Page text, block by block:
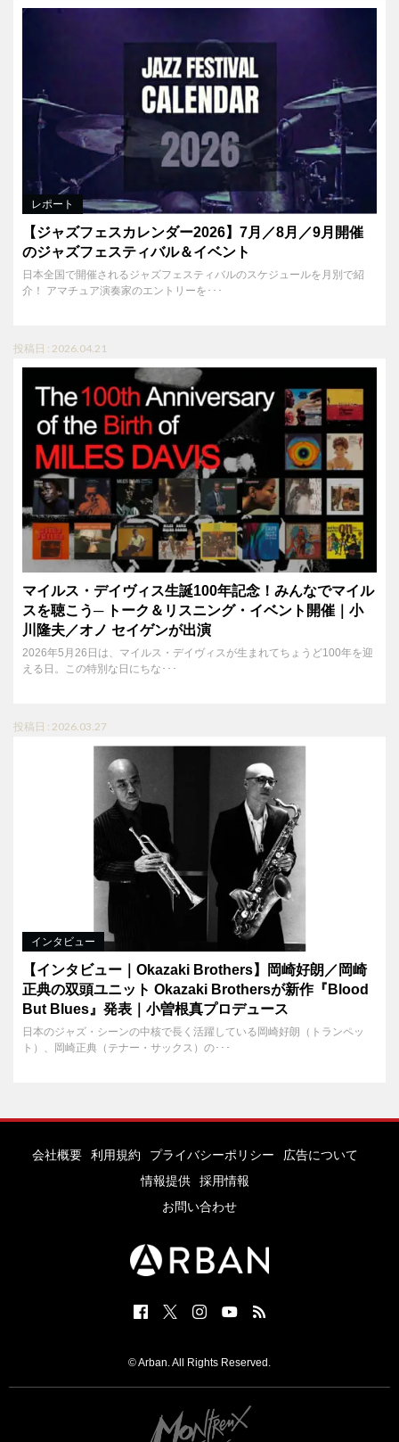
レポート
【ジャズフェスカレンダー2026】7月／8月／9月開催
のジャズフェスティバル＆イベント
日本全国で開催されるジャズフェスティバルのスケジュールを月別で紹
介！ アマチュア演奏家のエントリーを･･･
投稿日 : 2026.04.21
マイルス・デイヴィス生誕100年記念！みんなでマイル
スを聴こう─ トーク＆リスニング・イベント開催｜小
川隆夫／オノ セイゲンが出演
2026年5月26日は、マイルス・デイヴィスが生まれてちょうど100年を迎
える日。この特別な日にちな･･･
投稿日 : 2026.03.27
インタビュー
【インタビュー｜Okazaki Brothers】岡崎好朗／岡崎
正典の双頭ユニット Okazaki Brothersが新作『Blood
But Blues』発表｜小曽根真プロデュース
日本のジャズ・シーンの中核で長く活躍している岡崎好朗（トランペッ
ト）、岡崎正典（テナー・サックス）の･･･
会社概要 利用規約 プライバシーポリシー
広告について
情報提供
採用情報
お問い合わせ
© Arban. All Rights Reserved.